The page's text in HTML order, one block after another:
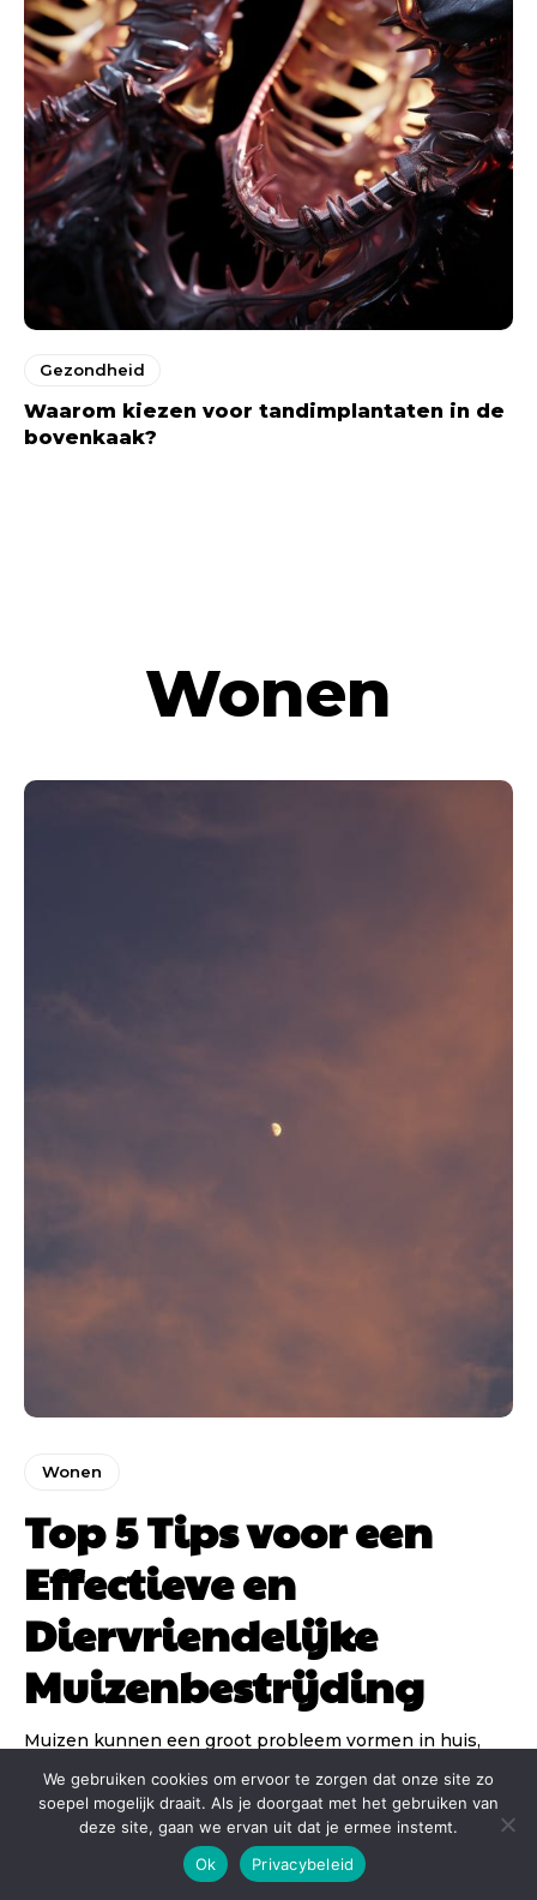
Gezondheid
Waarom kiezen voor tandimplantaten in de
bovenkaak?
Wonen
Wonen
Top 5 Tips voor een
Effectieve en
Diervriendelijke
Muizenbestrijding
Muizen kunnen een groot probleem vormen in huis,
diervriendelijke manier aanpakken. In...
We gebruiken cookies om ervoor te zorgen dat onze site zo
soepel mogelijk draait. Als je doorgaat met het gebruiken van
deze site, gaan we ervan uit dat je ermee instemt.
Ok
Privacybeleid